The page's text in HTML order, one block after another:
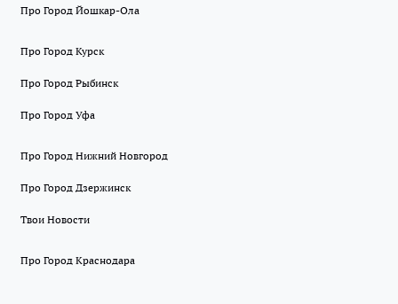
Про Город Йошкар-Ола
Про Город Курск
Про Город Рыбинск
Про Город Уфа
Про Город Нижний Новгород
Про Город Дзержинск
Твои Новости
Про Город Краснодара